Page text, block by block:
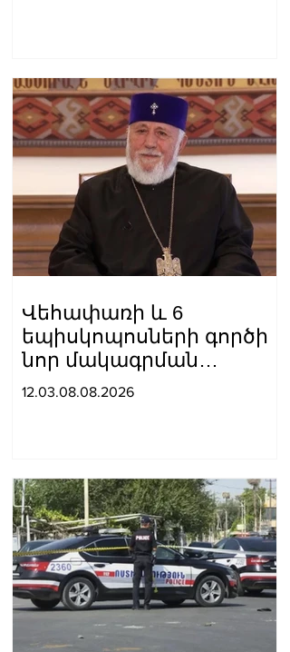
Վեհափառի և 6
եպիսկոպոսների գործի
նոր մակագրման
ընտրությունը 2
12.03.08.08.2026